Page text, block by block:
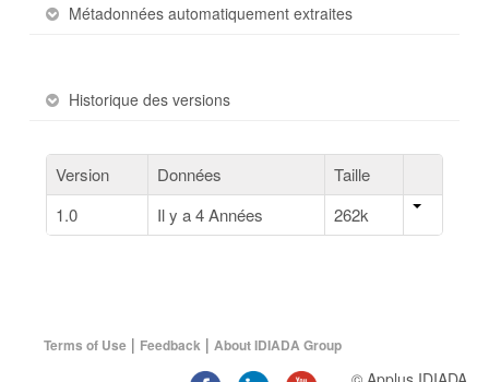
Métadonnées automatiquement extraites
Historique des versions
Version Données
Taille
1.0
Il y a 4 Années 262k
Terms of Use | Feedback | About IDIADA Group